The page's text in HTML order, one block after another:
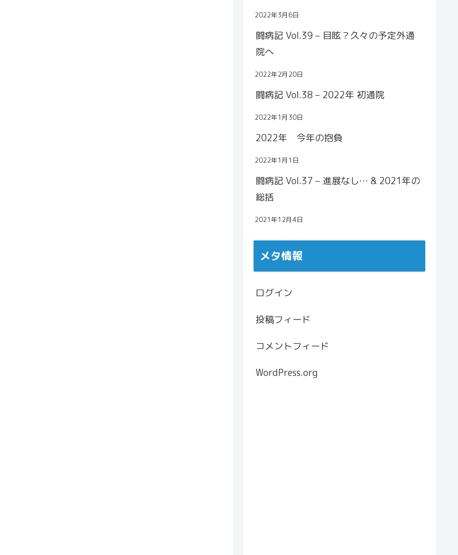
2022年3月6日
闘病記 Vol.39 – 目眩？久々の予定外通
院へ
2022年2月20日
闘病記 Vol.38 – 2022年 初通院
2022年1月30日
2022年 今年の抱負
2022年1月1日
闘病記 Vol.37 – 進展なし… & 2021年の
総括
2021年12月4日
メタ情報
ログイン
投稿フィード
コメントフィード
WordPress.org